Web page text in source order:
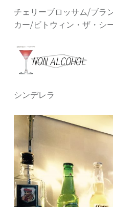
チェリーブロッサム/ブラ
カー/ビトウィン・ザ・シ
シンデレラ